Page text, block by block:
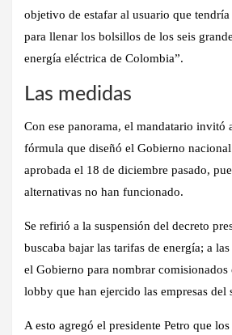
objetivo de estafar al usuario que
para llenar los bolsillos de los seis
energía eléctrica de Colombia”.
Las medidas
Con ese panorama, el mandatario invitó
fórmula que diseñó el Gobierno
aprobada el 18 de diciembre pasado,
alternativas no han funcionado.
Se refirió a la suspensión del decreto
buscaba bajar las tarifas de energía; a
el Gobierno para nombrar comisionados
lobby que han ejercido las empresas del
A esto agregó el presidente Petro que